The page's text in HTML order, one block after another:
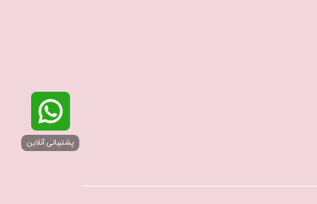
پشتیبانی آنلاین